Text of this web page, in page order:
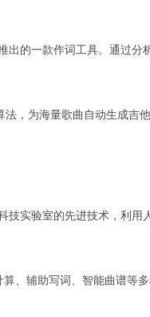
出的一款作词工具。通过
，为海量歌曲自动生成吉
技实验室的先进技术，利用
、辅助写词、智能曲谱等